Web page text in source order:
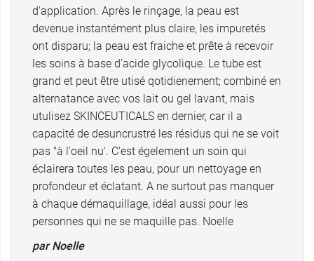
d'application. Après le rinçage, la peau est
devenue instantément plus claire, les impuretés
ont disparu; la peau est fraiche et prête à recevoir
les soins à base d'acide glycolique. Le tube est
grand et peut être utisé qotidienement; combiné en
alternatance avec vos lait ou gel lavant, mais
utulisez SKINCEUTICALS en dernier, car il a
capacité de desuncrustré les résidus qui ne se voit
pas "à l'oeil nu'. C'est égelement un soin qui
éclairera toutes les peau, pour un nettoyage en
profondeur et éclatant. A ne surtout pas manquer
à chaque démaquillage, idéal aussi pour les
personnes qui ne se maquille pas. Noelle
par Noelle